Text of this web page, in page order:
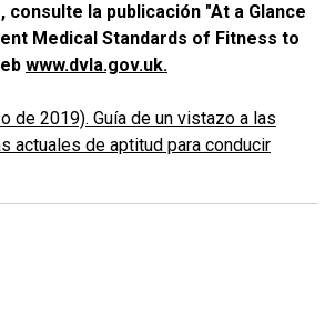
consulte la publicación "At a Glance
Medical Standards of Fitness to
www.dvla.gov.uk.
de 2019). Guía de un vistazo a las
actuales de aptitud para conducir